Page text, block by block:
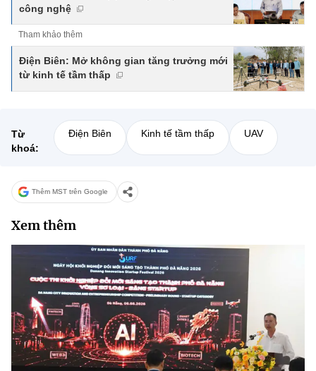
công nghệ
Tham khảo thêm
Điện Biên: Mở không gian tăng trưởng mới
từ kinh tế tầm thấp
Từ
khoá:
Điện Biên Kinh tế tầm thấp UAV
Thêm MST trên Google
Xem thêm